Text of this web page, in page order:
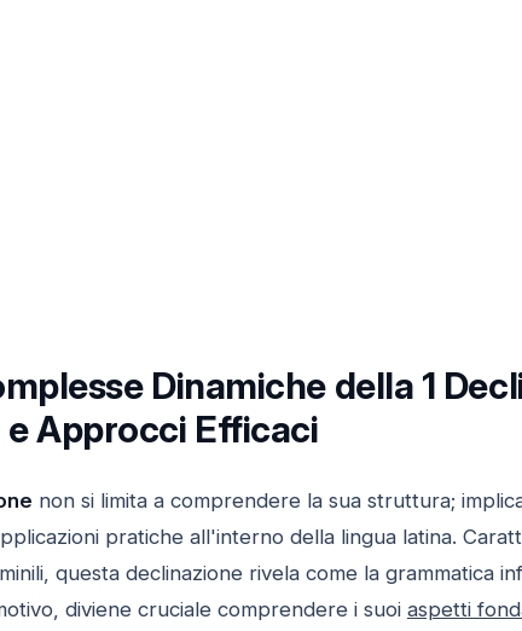
Dinamiche della 1
Approcci Efficaci
non si limita a comprendere la sua struttura;
pratiche all'interno della lingua latina.
questa declinazione rivela come la grammatica
diviene cruciale comprendere i suoi aspetti